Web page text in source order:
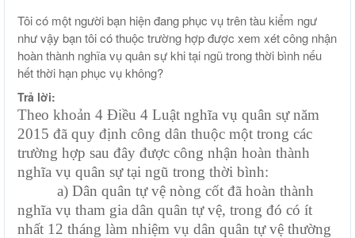
Tôi có một người bạn hiện đang phục vụ trên tàu kiểm ngư
như vậy bạn tôi có thuộc trường hợp được xem xét công nhận
hoàn thành nghĩa vụ quân sự khi tại ngũ trong thời bình nếu
hết thời hạn phục vụ không?
Trả lời:
Theo khoản 4 Điều 4 Luật nghĩa vụ quân sự năm
2015 đã quy định công dân thuộc một trong các
trường hợp sau đây được công nhận hoàn thành
nghĩa vụ quân sự tại ngũ trong thời bình:
a) Dân quân tự vệ nòng cốt đã hoàn thành
nghĩa vụ tham gia dân quân tự vệ, trong đó có ít
nhất 12 tháng làm nhiệm vụ dân quân tự vệ thường